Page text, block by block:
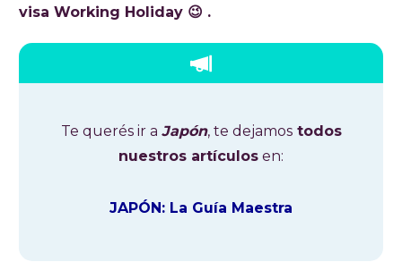
visa Working Holiday 😉 .
Te querés ir a Japón, te dejamostodos
nuestros artículos en:
JAPÓN: La Guía Maestra